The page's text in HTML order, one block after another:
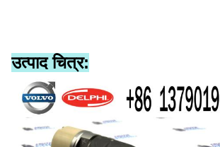
उत्पाद चित्र: